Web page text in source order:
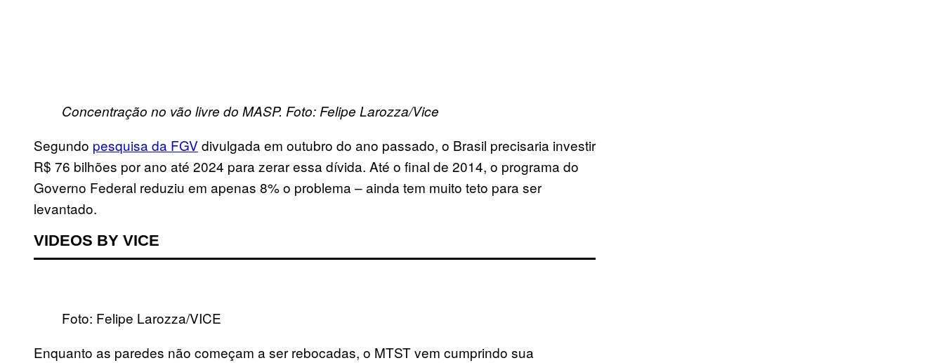
Concentração no vão livre do MASP. Foto: Felipe Larozza/Vice
Segundo pesquisa da FGV divulgada em outubro do ano passado, o Brasil precisaria investir
R$ 76 bilhões por ano até 2024 para zerar essa dívida. Até o final de 2014, o programa do
Governo Federal reduziu em apenas 8% o problema – ainda tem muito teto para ser
levantado.
VIDEOS BY VICE
Foto: Felipe Larozza/VICE
Enquanto as paredes não começam a ser rebocadas, o MTST vem cumprindo sua